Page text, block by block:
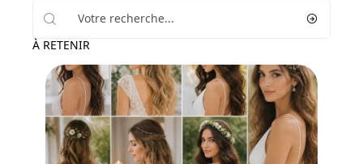
À RETENIR
Mariage